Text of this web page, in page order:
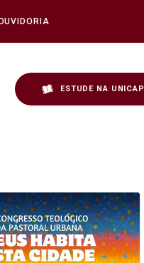
ESTUDE NA UNICAP